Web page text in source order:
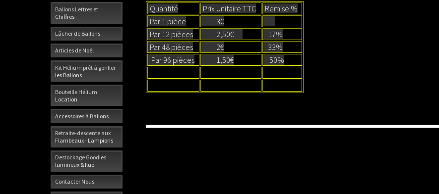
Ballons Lettres et
Chiffres
Lâcher de Ballons
Articles de Noël
Kit Hélium prêt à gonfler
les Ballons
Bouteille Hélium
Location
Accessoires à Ballons
Retraite-descente aux
Flambeaux - Lampions
Destockage Goodies
lumineux & fluo
Contacter Nous
Quantité
Prix Unitaire TTC
Remise %
Par 1 pièce
3€
Par 12 pièces
2,50€
17%
Par 48 pièces
2€
33%
Par 96 pièces
1,50€ 50%